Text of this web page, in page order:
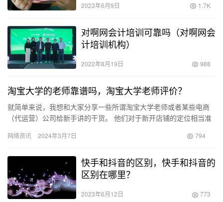
2023年6月9日 1.7K
对啊网会计培训可靠吗（对啊网会
计培训机构）
2022年8月19日 988
淘宝大学的老师靠谱吗，淘宝大学老师评价？
就简单来说，我想和大家分享一些所谓淘宝大学老师或者某些电商
（代运营）公司给新手讲的干货。 他们对于新开店铺的定位相当准
选择…
网络资讯 2024年3月7日 794
快手和抖音的区别，快手和抖音的
区别在哪里？
2023年6月12日 773